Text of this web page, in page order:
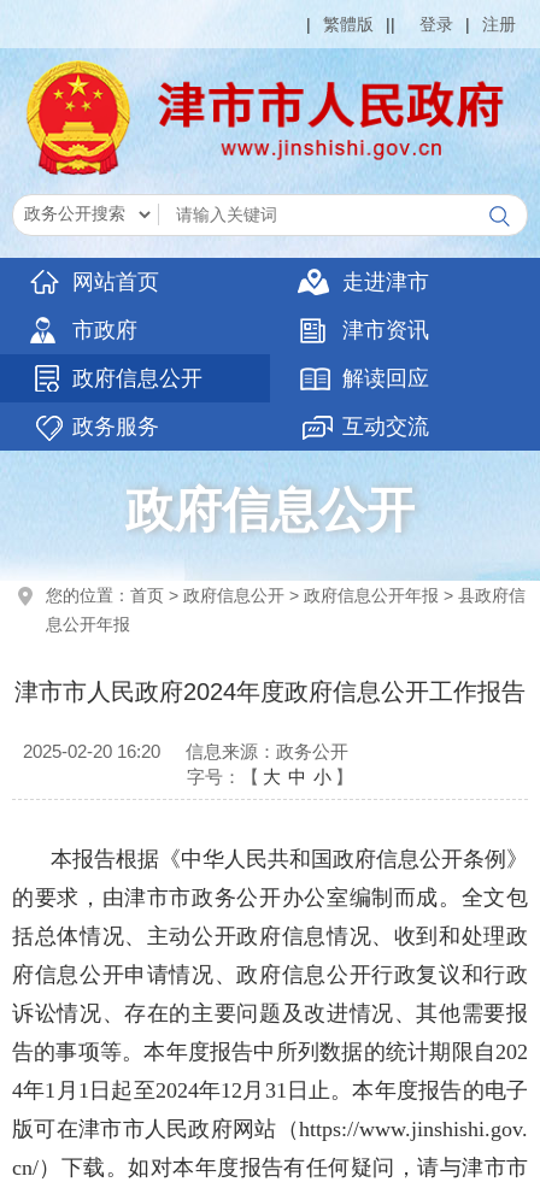
| 繁體版 || 登录 | 注册
网站首页
走进津市
市政府
津市资讯
政府信息公开
解读回应
政务服务
互动交流
政府信息公开
您的位置： 首页 > 政府信息公开 > 政府信息公开年报 > 县政府信
息公开年报
津市市人民政府2024年度政府信息公开工作报告
2025-02-20 16:20
信息来源：政务公开
字号：【 大 中 小 】
本报告根据《中华人民共和国政府信息公开条例》
的要求，由津市市政务公开办公室编制而成。全文包
括总体情况、主动公开政府信息情况、收到和处理政
府信息公开申请情况、政府信息公开行政复议和行政
诉讼情况、存在的主要问题及改进情况、其他需要报
告的事项等。本年度报告中所列数据的统计期限自202
4年1月1日起至2024年12月31日止。本年度报告的电子
版可在津市市人民政府网站（https://www.jinshishi.gov.
cn/）下载。如对本年度报告有任何疑问，请与津市市